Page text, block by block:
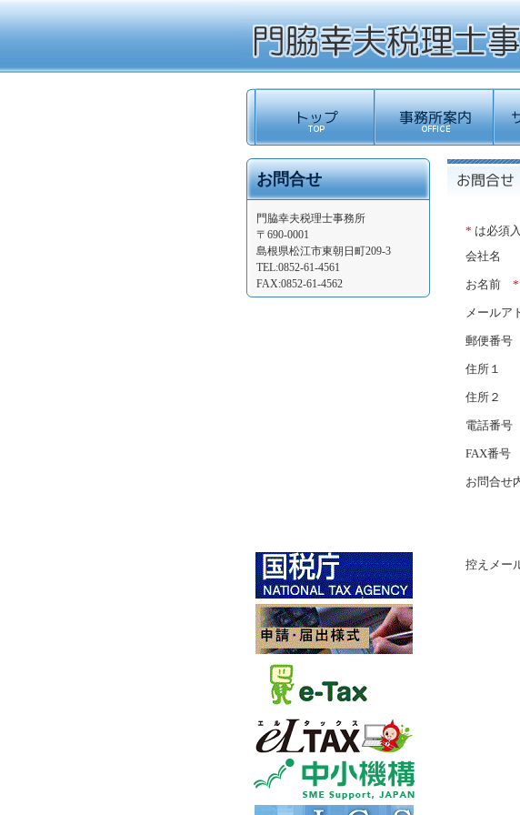
* は必須
会社名
お名前 *
メールア
郵便番号
住所１
住所２
電話番号
FAX番号
お問合せ
控えメー
お問合せ
門脇幸夫税理士事務所
〒690-0001
島根県松江市東朝日町209-3
TEL:0852-61-4561
FAX:0852-61-4562